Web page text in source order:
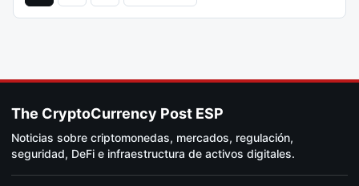
The CryptoCurrency Post ESP
Noticias sobre criptomonedas, mercados, regulación,
seguridad, DeFi e infraestructura de activos digitales.